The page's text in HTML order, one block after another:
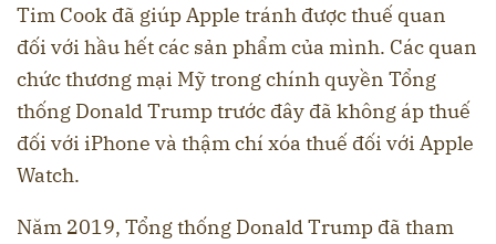
Tim Cook đã giúp Apple tránh được thuế quan
đối với hầu hết các sản phẩm của mình. Các quan
chức thương mại Mỹ trong chính quyền Tổng
thống Donald Trump trước đây đã không áp thuế
đối với iPhone và thậm chí xóa thuế đối với Apple
Watch.
Năm 2019, Tổng thống Donald Trump đã tham